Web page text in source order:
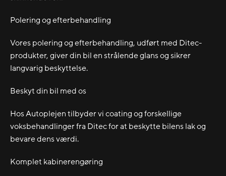
Polering og efterbehandling
Vores polering og efterbehandling, udført med Ditec-
produkter, giver din bil en strålende glans og sikrer
langvarig beskyttelse.
Beskyt din bil med os
Hos Autoplejen tilbyder vi coating og forskellige
voksbehandlinger fra Ditec for at beskytte bilens lak og
bevare dens værdi.
Komplet kabinerengøring